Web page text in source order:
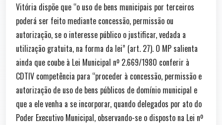
Vitória dispõe que “o uso de bens municipais por terceiros
poderá ser feito mediante concessão, permissão ou
autorização, se o interesse público o justificar, vedada a
utilização gratuita, na forma da lei” (art. 27). O MP salienta
ainda que coube à Lei Municipal nº 2.669/1980 conferir à
CDTIV competência para “proceder à concessão, permissão e
autorização de uso de bens públicos de domínio municipal e
que a ele venha a se incorporar, quando delegados por ato do
Poder Executivo Municipal, observando-se o disposto na Lei nº